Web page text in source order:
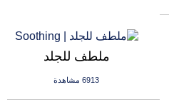
ملطف للجلد
6913 مشاهدة